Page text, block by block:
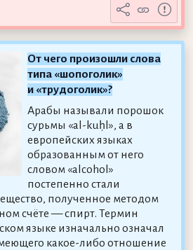
От чего произошли слова
типа «шопоголик»
и «трудоголик»?
Арабы называли порошок
сурьмы «al-kuḥl», а в
европейских языках
образованным от него
словом «alcohol»
постепенно стали
полученное методом
счёте — спирт. Термин
языке изначально означал
какое-либо отношение